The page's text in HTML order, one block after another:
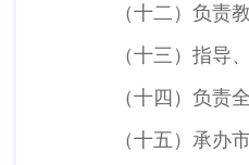
（十二）负责教
（十三）指导、
（十四）负责全
（十五）承办市